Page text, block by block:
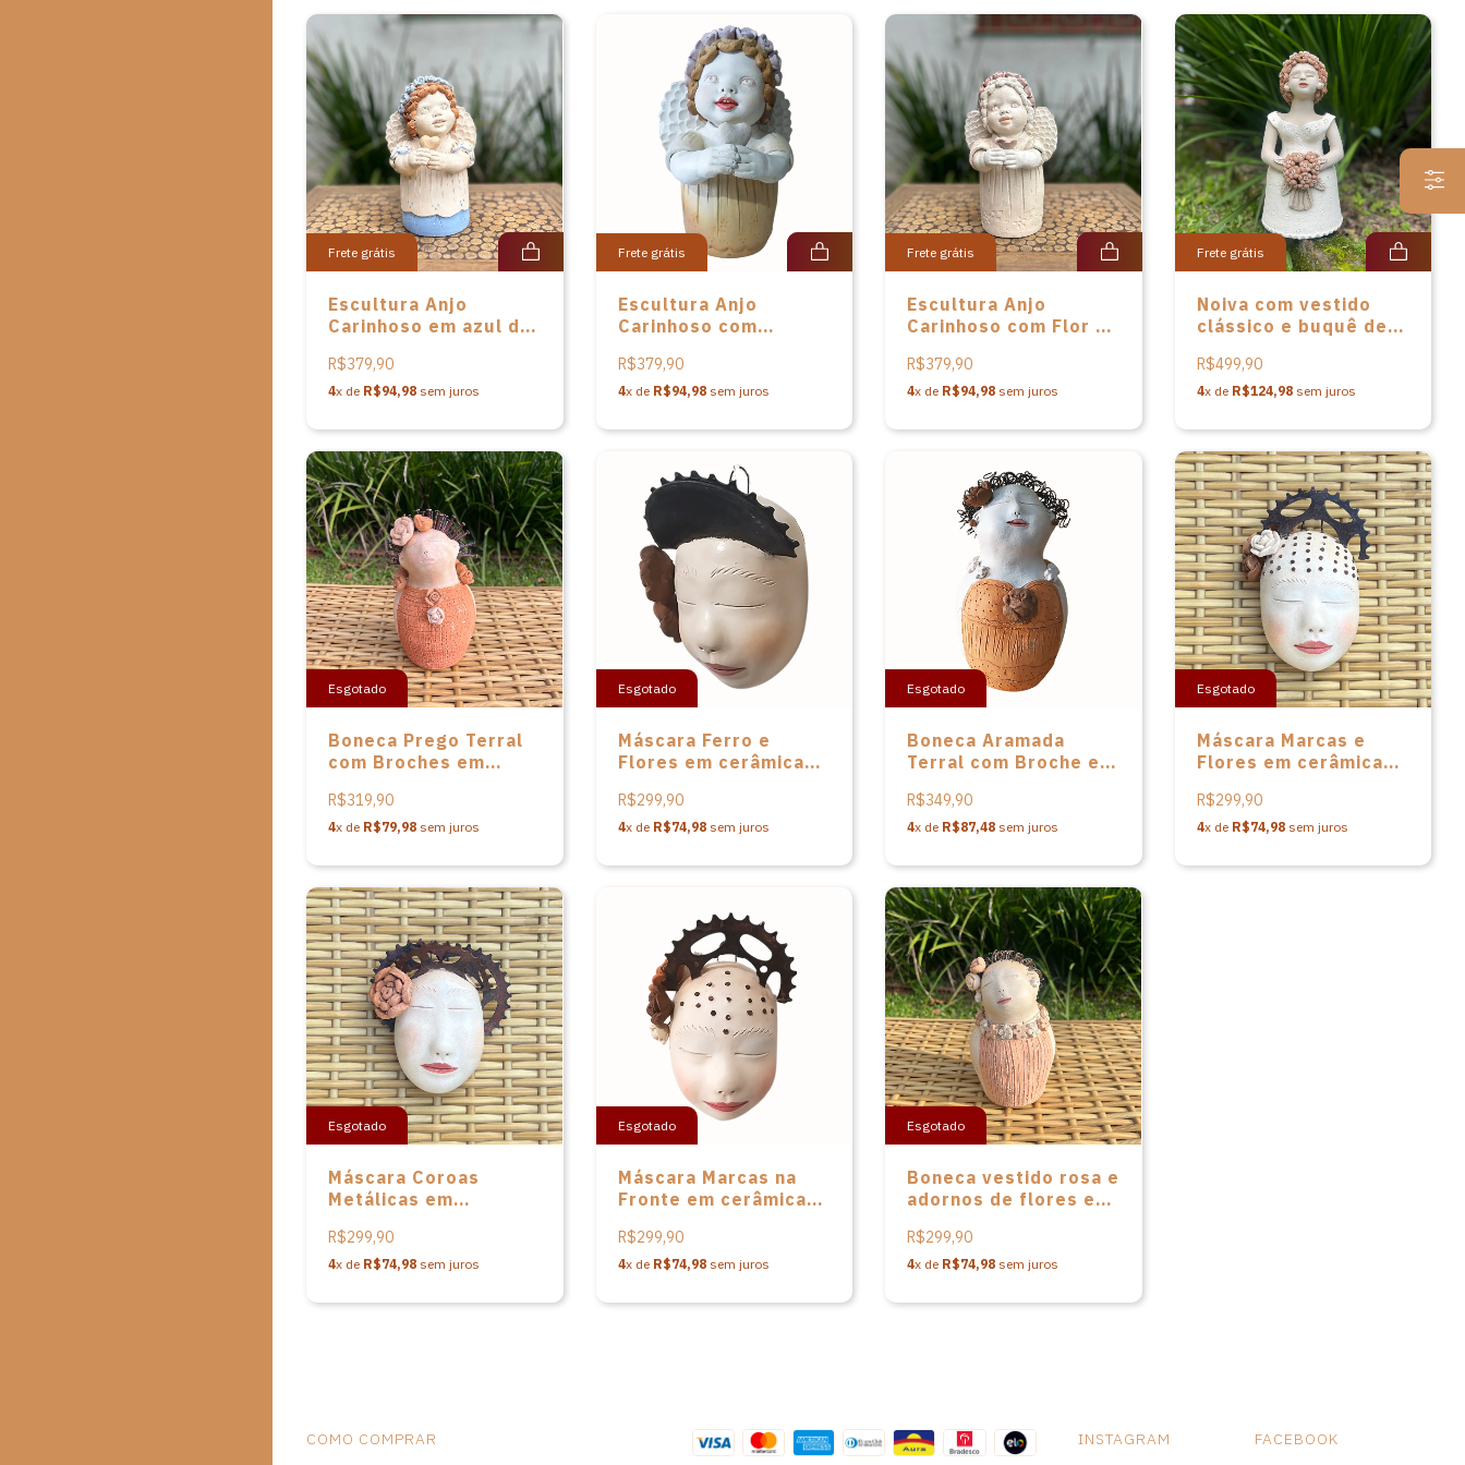
Frete grátis
Escultura Anjo
Carinhoso em azul de
R$379,90
4x de R$94,98 sem juros
Frete grátis
Escultura Anjo
Carinhoso com
cerâmica de Mena
Cavalcanti
R$379,90
4x de R$94,98sem juros
Frete grátis
Escultura Anjo
Carinhoso com Flor de
R$379,90
4x de R$94,98 sem juros
Frete grátis
Noiva com vestido
clássico e buquê de
R$499,90
4x de R$124,98sem juros
Esgotado
Boneca Prego Terral
com Broches em
Cavalcanti
R$319,90
4x de R$79,98 sem juros
Esgotado
Máscara Ferro e
Flores em cerâmica
R$299,90
4x de R$74,98sem juros
Esgotado
Boneca Aramada
Terral com Broche em
Cavalcanti
R$349,90
4x de R$87,48 sem juros
Esgotado
Máscara Marcas e
Flores em cerâmica
R$299,90
4x de R$74,98sem juros
Esgotado
Máscara Coroas
Metálicas em
Cavalcanti
R$299,90
4x de R$74,98 sem juros
Esgotado
Máscara Marcas na
Fronte em cerâmica
R$299,90
4x de R$74,98sem juros
Esgotado
Boneca vestido rosa e
adornos de flores em
Cavalcanti
R$299,90
4x de R$74,98 sem juros
COMO COMPRAR INSTAGRAM FACEBOOK